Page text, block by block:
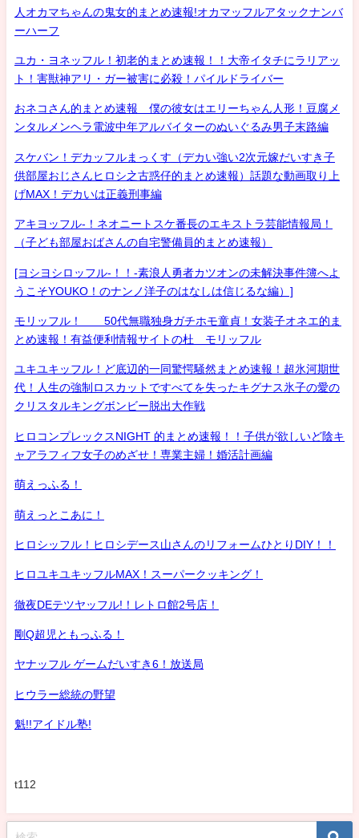
人オカマちゃんの鬼女的まとめ速報!オカマッフルアタックナンバ
ーハーフ
ユカ・ヨネッフル！初老的まとめ速報！！大帝イタチにラリアッ
ト！害獣神アリ・ガー被害に必殺！パイルドライバー
おネコさん的まとめ速報 僕の彼女はエリーちゃん人形！豆腐メ
ンタルメンヘラ電波中年アルバイターのぬいぐるみ男子末路編
スケバン！デカッフルまっくす（デカい強い2次元嫁だいすき子
供部屋おじさんヒロシ之古惑仔的まとめ速報）話題な動画取り上
げMAX！デカいは正義刑事編
アキヨッフル-！ネオニートスケ番長のエキストラ芸能情報局！
（子ども部屋おばさんの自宅警備員的まとめ速報）
[ヨシヨシロッフル-！！-素浪人勇者カツオンの未解決事件簿へよ
うこそYOUKO！のナンノ洋子のはなしは信じるな編）]
モリッフル！ 50代無職独身ガチホモ童貞！女装子オネエ的ま
とめ速報！有益便利情報サイトの杜 モリッフル
ユキユキッフル！ど底辺的一同驚愕騒然まとめ速報！超氷河期世
代！人生の強制ロスカットですべてを失ったキグナス氷子の愛の
クリスタルキングボンビー脱出大作戦
ヒロコンプレックスNIGHT 的まとめ速報！！子供が欲しいど陰キ
ャアラフィフ女子のめざせ！専業主婦！婚活計画編
萌えっふる！
萌えっとこあに！
ヒロシッフル！ヒロシデース山さんのリフォームひとりDIY！！
ヒロユキユキッフルMAX！スーパークッキング！
徹夜DEテツヤッフル!！レトロ館2号店！
剛Q超児ともっふる！
ヤナッフル ゲームだいすき6！放送局
ヒウラー総統の野望
魁!!アイドル塾!
t112